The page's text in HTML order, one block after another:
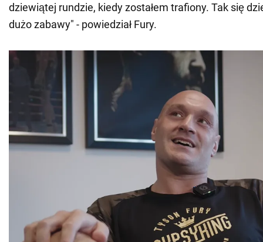
dziewiątej rundzie, kiedy zostałem trafiony. Tak się
dużo zabawy" - powiedział Fury.